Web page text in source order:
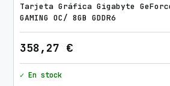
Tarjeta Gráfica Gigabyte
GAMING OC/ 8GB GDDR6
358,27 €
✓ En stock